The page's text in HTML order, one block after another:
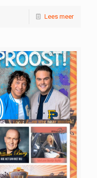
Lees meer